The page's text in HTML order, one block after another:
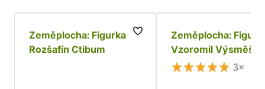
Zeměplocha: Figurka
Rozšafín Ctibum
Zeměplocha:
Vzoromil Výsměšek
3×